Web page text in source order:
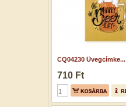
CQ04230 Üvegcímke...
710 Ft